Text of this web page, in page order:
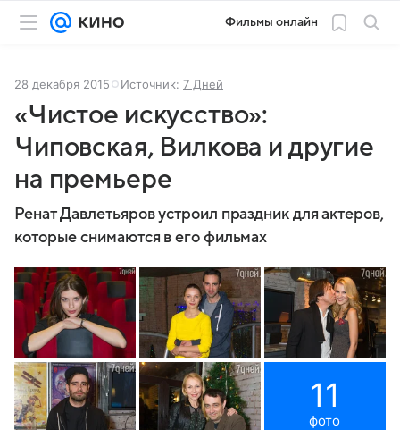
Фильмы онлайн
28 декабря 2015 Источник: 7 Дней
«Чистое искусство»:
Чиповская, Вилкова и другие
на премьере
Ренат Давлетьяров устроил праздник для актеров,
которые снимаются в его фильмах
11
фото